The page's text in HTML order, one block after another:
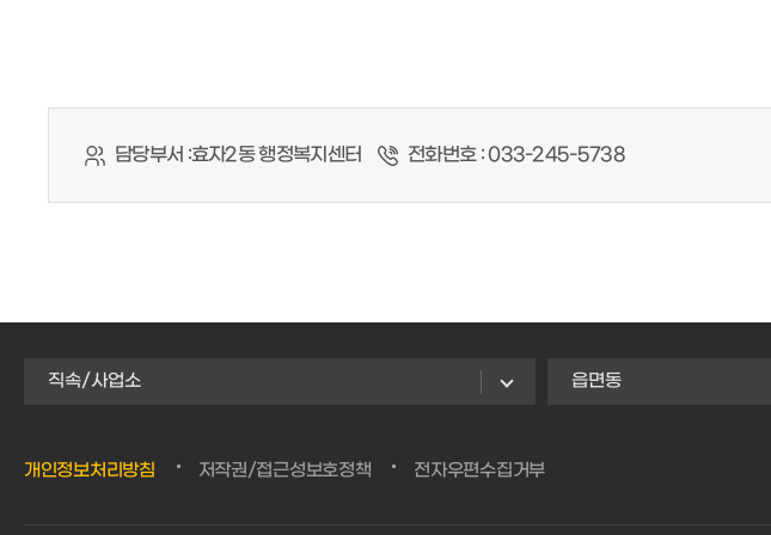
담당부서 :효자2동 행정복지센터 전화번호 :033-245-5738
직속/사업소 읍면동
개인정보처리방침 저작권/접근성보호정책 전자우편수집거부